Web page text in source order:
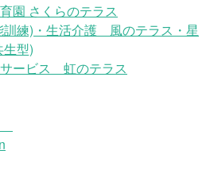
園 さくらのテラス
訓練)・生活介護 風のテラス・星
型)
ービス 虹のテラス